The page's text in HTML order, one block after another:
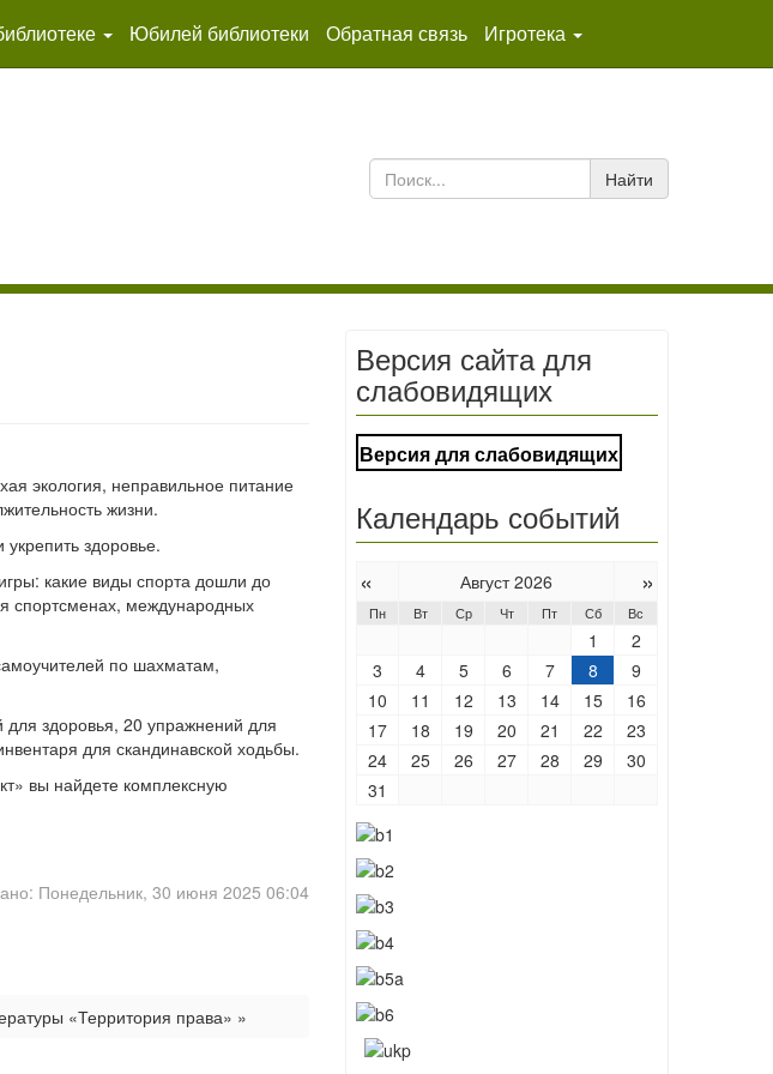
Юбилей библиотеки Обратная связь Игротека
Найти
экология, неправильное питание
жизни.
здоровье.
какие виды спорта дошли до
спортсменах, международных
по шахматам,
здоровья, 20 упражнений для
для скандинавской ходьбы.
вы найдете комплексную
Понедельник, 30 июня 2025 06:04
«Территория права» »
Версия сайта для
слабовидящих
Версия для слабовидящих
Календарь событий
« Август 2026 »
Пн Вт Ср Чт Пт Сб Вс
1
2
3
4 5 6 7 8
9
10
11 12 13 14 15
16
17
18 19 20 21 22
23
24
25 26 27 28 29
30
31